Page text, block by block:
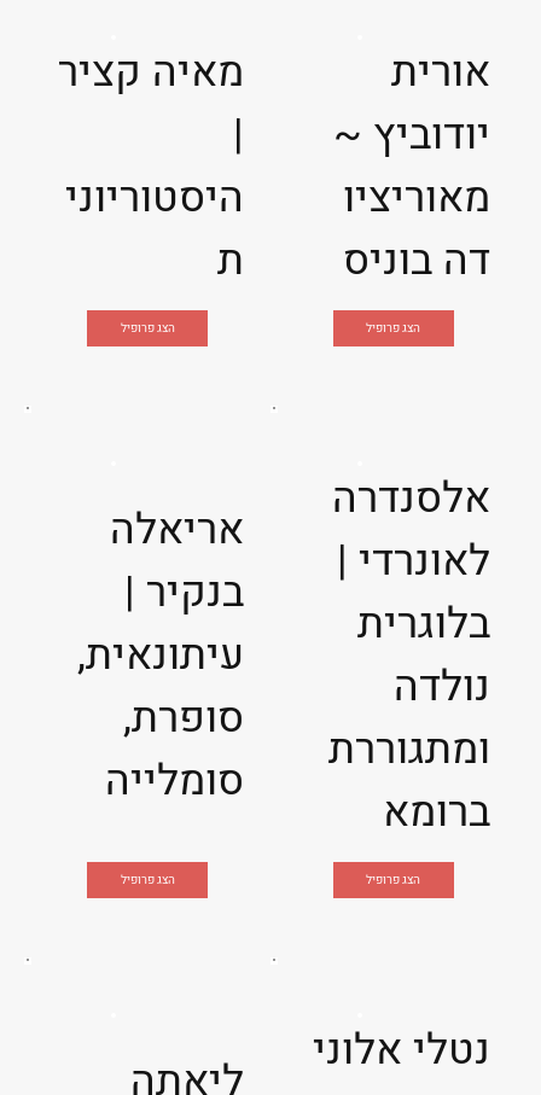
מאיה קציר
|
היסטוריוני
ת
הצג פרופיל
אורית
יודוביץ ~
מאוריציו
דה בוניס
הצג פרופיל
אריאלה
בנקיר |
עיתונאית,
סופרת,
סומלייה
הצג פרופיל
אלסנדרה
לאונרדי |
בלוגרית
נולדה
ומתגוררת
ברומא
הצג פרופיל
ליאתה
נטלי אלוני